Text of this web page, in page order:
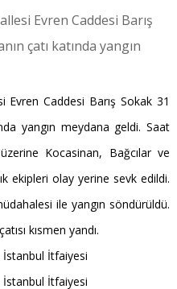
Evren Caddesi Barış
çatı katında yangın
Evren Caddesi Barış Sokak 31
yangın meydana geldi. Saat
Kocasinan, Bağcılar ve
ekipleri olay yerine sevk edildi.
ile yangın söndürüldü.
kısmen yandı.